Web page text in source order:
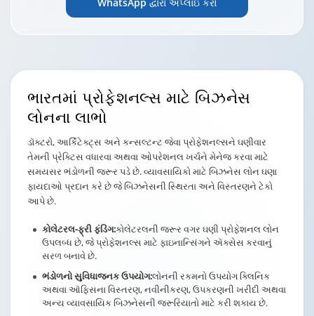
ભારતમાં પ્રોફેશનલ્સ માટે બિઝનેસ
લોનના લાભો
ડૉક્ટરો, આર્કિટેક્ટ્સ અને કન્સલ્ટન્ટ જેવા પ્રોફેશનલ્સને ઘણીવાર
તેમની પ્રેક્ટિસ વધારવા અથવા ઓપરેશનલ ખર્ચને મેનેજ કરવા માટે
સમયસર ભંડોળની જરૂર પડે છે. વ્યાવસાયિકો માટે બિઝનેસ લોન ઘણા
ફાયદાઓ પ્રદાન કરે છે જે બિઝનેસની સ્થિરતા અને વિસ્તરણને ટેકો
આપે છે.
કોલેટરલ-ફ્રી ફંડિંગ:કોલેટરલની જરૂર વગર ઘણી પ્રોફેશનલ લોન
ઉપલબ્ધ છે, જે પ્રોફેશનલ્સ માટે ફાઇનાન્સિંગને ઍક્સેસ કરવાનું
સરળ બનાવે છે.
ભંડોળનો સુવિધાજનક ઉપયોગ:લોનની રકમનો ઉપયોગ ક્લિનિક
અથવા ઑફિસના વિસ્તરણ, નવીનીકરણ, ઉપકરણની ખરીદી અથવા
અન્ય વ્યાવસાયિક બિઝનેસની જરૂરિયાતો માટે કરી શકાય છે.